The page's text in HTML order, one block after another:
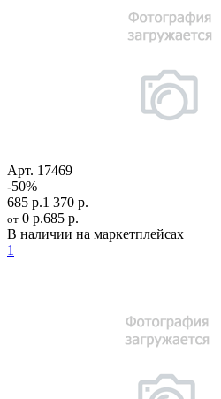
Арт. 17469
-50%
685 р.1 370 р.
от 0 р.685 р.
В наличии на маркетплейсах
1